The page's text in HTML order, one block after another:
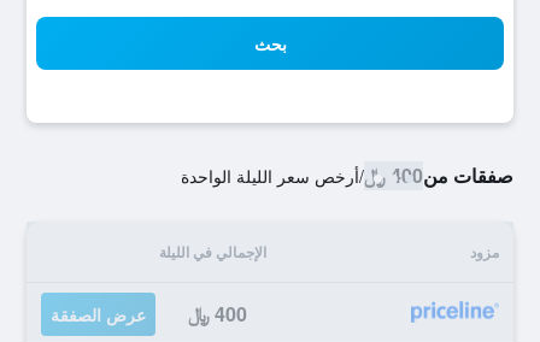
بحث
صفقات من400 ﷼ /أرخص سعر الليلة الواحدة
مزود الإجمالي في الليلة
400 ﷼ عرض الصفقة